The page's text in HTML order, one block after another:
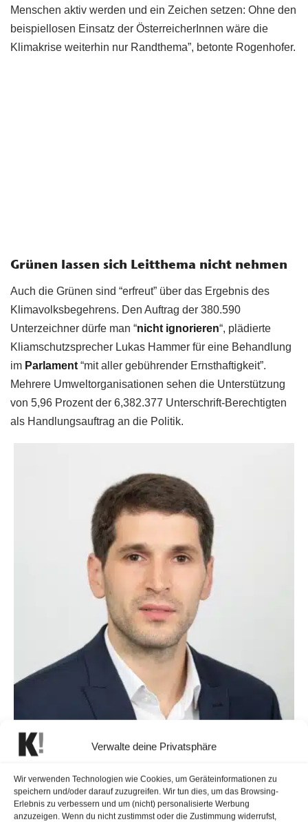
Verwalte deine Privatsphäre
Wir verwenden Technologien wie Cookies, um Geräteinformationen zu
speichern und/oder darauf zuzugreifen. Wir tun dies, um das Browsing-
Erlebnis zu verbessern und um (nicht) personalisierte Werbung
anzuzeigen. Wenn du nicht zustimmst oder die Zustimmung widerrufst,
Menschen aktiv werden und ein Zeichen setzen: Ohne den
beispiellosen Einsatz der ÖsterreicherInnen wäre die
Klimakrise weiterhin nur Randthema”, betonte Rogenhofer.
Grünen lassen sich Leitthema nicht nehmen
Auch die Grünen sind “erfreut” über das Ergebnis des
Klimavolksbegehrens. Den Auftrag der 380.590
Unterzeichner dürfe man “nicht ignorieren“, plädierte
Kliamschutzsprecher Lukas Hammer für eine Behandlung
im Parlament “mit aller gebührender Ernsthaftigkeit”.
Mehrere Umweltorganisationen sehen die Unterstützung
von 5,96 Prozent der 6,382.377 Unterschrift-Berechtigten
als Handlungsauftrag an die Politik.